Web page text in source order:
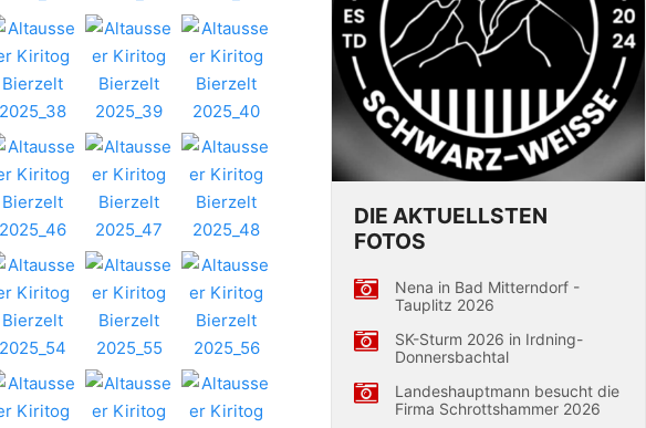
DIE AKTUELLSTEN
FOTOS
Nena in Bad Mitterndorf -
Tauplitz 2026
SK-Sturm 2026 in Irdning-
Donnersbachtal
Landeshauptmann besucht die
Firma Schrottshammer 2026